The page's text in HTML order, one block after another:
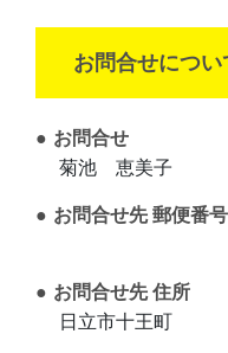
お問合せについ
お問合せ
菊池 恵美子
お問合せ先 郵便番号
お問合せ先 住所
日立市十王町